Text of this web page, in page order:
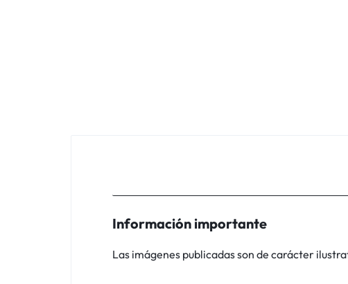
Información importante
Las imágenes publicadas son de carácter